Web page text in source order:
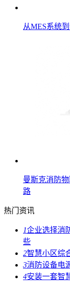
从MES系统
曼斯克消防
路
热门资讯
1企业选择消
些
2智慧小区综
3消防设备电
4安装一套智